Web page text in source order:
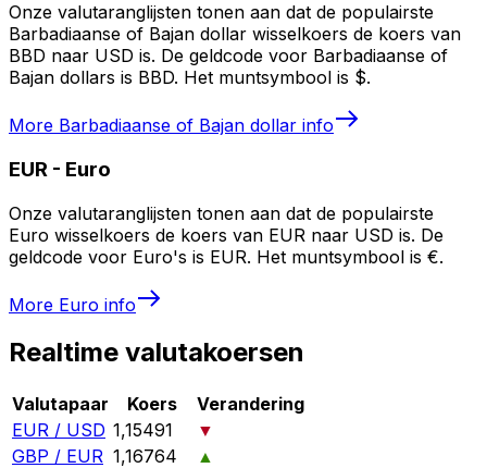
Onze valutaranglijsten tonen aan dat de populairste
Barbadiaanse of Bajan dollar wisselkoers de koers van
BBD naar USD is. De geldcode voor Barbadiaanse of
Bajan dollars is BBD. Het muntsymbool is $.
More Barbadiaanse of Bajan dollar info
EUR - Euro
Onze valutaranglijsten tonen aan dat de populairste
Euro wisselkoers de koers van EUR naar USD is. De
geldcode voor Euro's is EUR. Het muntsymbool is €.
More Euro info
Realtime valutakoersen
Valutapaar Koers
Verandering
EUR / USD 1,15491
▼
GBP / EUR 1,16764
▲